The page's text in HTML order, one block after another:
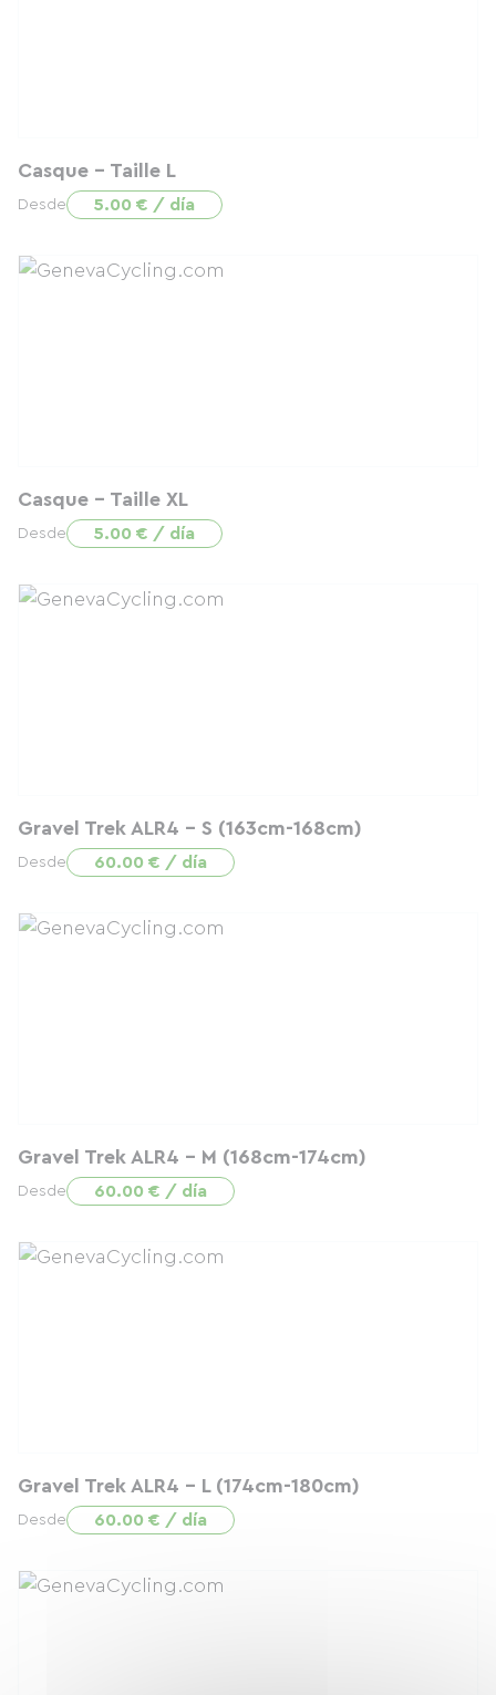
Casque - Taille L
Desde 5.00 € / día
Casque - Taille XL
Desde 5.00 € / día
Gravel Trek ALR4 - S (163cm-168cm)
Desde 60.00 € / día
Gravel Trek ALR4 - M (168cm-174cm)
Desde 60.00 € / día
Gravel Trek ALR4 - L (174cm-180cm)
Desde 60.00 € / día